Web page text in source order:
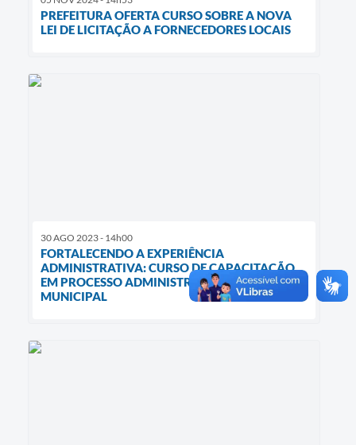
PREFEITURA OFERTA CURSO SOBRE A NOVA
LEI DE LICITAÇÃO A FORNECEDORES LOCAIS
30 AGO 2023 - 14h00
FORTALECENDO A EXPERIÊNCIA
ADMINISTRATIVA: CURSO DE CAPACITAÇÃO
EM PROCESSO ADMINISTRATIVO NA CÂMARA
MUNICIPAL